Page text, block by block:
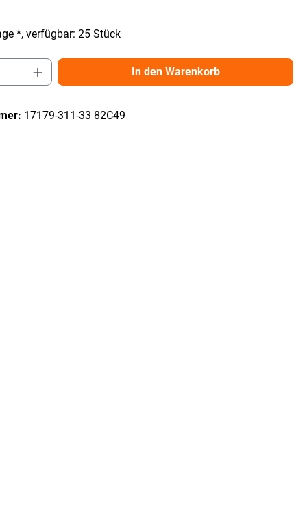
*, verfügbar: 25 Stück
Gib den gewünschten Wert ein
In den Warenkorb
17179-311-33 82C49